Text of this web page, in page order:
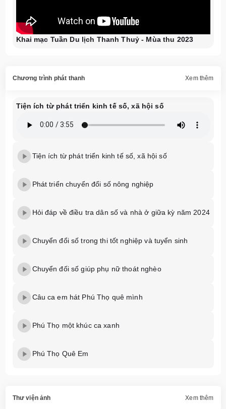
Khai mạc Tuần Du lịch Thanh Thuỷ - Mùa thu 2023
Chương trình phát thanh Xem thêm
Tiện ích từ phát triển kinh tế số, xã hội số
Tiện ích từ phát triển kinh tế số, xã hội số
Phát triển chuyển đổi số nông nghiệp
Hỏi đáp về điều tra dân số và nhà ở giữa kỳ năm 2024
Chuyển đổi số trong thi tốt nghiệp và tuyển sinh
Chuyển đối số giúp phụ nữ thoát nghèo
Câu ca em hát Phú Thọ quê mình
Phú Thọ một khúc ca xanh
Phú Thọ Quê Em
Thư viện ảnh Xem thêm